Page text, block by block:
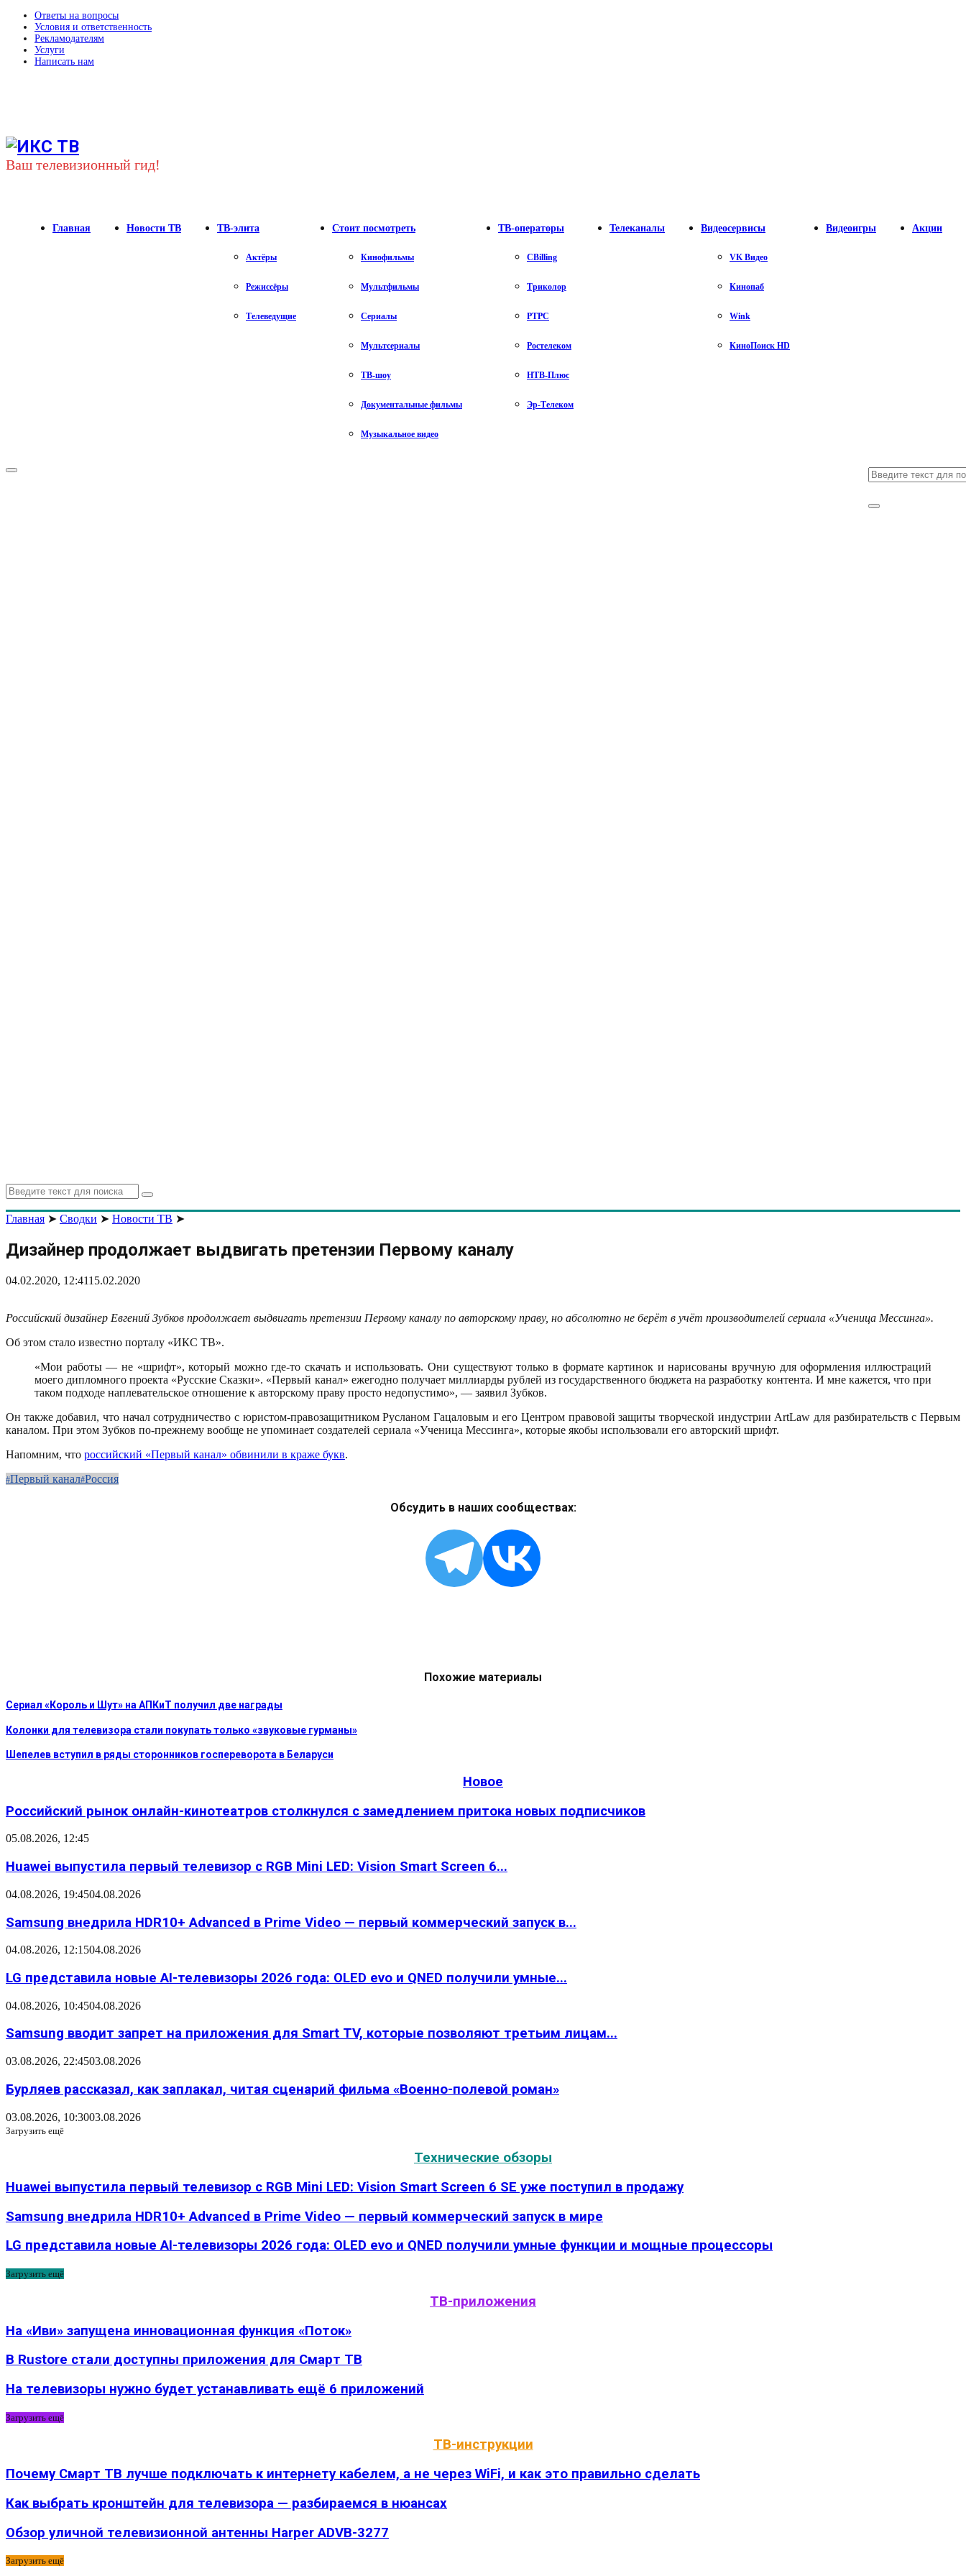
Ответы на вопросы
Условия и ответственность
Рекламодателям
Услуги
Написать нам
Ваш телевизионный гид!
Главная Новости ТВ ТВ-элита
Актёры
Режиссёры
Телеведущие
Стоит посмотреть
Кинофильмы
Мультфильмы
Сериалы
Мультсериалы
ТВ-шоу
Документальные фильмы
Музыкальное видео
ТВ-операторы
CBilling
Триколор
РТРС
Ростелеком
НТВ-Плюс
Эр-Телеком
Телеканалы Видеосервисы
VK Видео
Кинопаб
Wink
КиноПоиск HD
Видеоигры Акции
Search
for:
Search
Primary
Search
for:
Search
Главная ➤ Сводки ➤ Новости ТВ ➤
Дизайнер продолжает выдвигать претензии Первому каналу
04.02.2020, 12:4115.02.2020
Российский дизайнер Евгений Зубков продолжает выдвигать претензии Первому каналу по авторскому праву, но абсолютно не берёт в учёт производителей сериала «Ученица Мессинга».
Об этом стало известно порталу «ИКС ТВ».
«Мои работы — не «шрифт», который можно где-то скачать и использовать. Они существуют только в формате картинок и нарисованы вручную для оформления иллюстраций
моего дипломного проекта «Русские Сказки». «Первый канал» ежегодно получает миллиарды рублей из государственного бюджета на разработку контента. И мне кажется, что при
таком подходе наплевательское отношение к авторскому праву просто недопустимо», — заявил Зубков.
Он также добавил, что начал сотрудничество с юристом-правозащитником Русланом Гацаловым и его Центром правовой защиты творческой индустрии ArtLaw для разбирательств с Первым
каналом. При этом Зубков по-прежнему вообще не упоминает создателей сериала «Ученица Мессинга», которые якобы использовали его авторский шрифт.
Напомним, что российский «Первый канал» обвинили в краже букв.
Первый канал Россия
Обсудить в наших сообществах:
Похожие материалы
Сериал «Король и Шут» на АПКиТ получил две награды
Колонки для телевизора стали покупать только «звуковые гурманы»
Шепелев вступил в ряды сторонников госпереворота в Беларуси
Новое
Российский рынок онлайн-кинотеатров столкнулся с замедлением притока новых подписчиков
05.08.2026, 12:45
Huawei выпустила первый телевизор с RGB Mini LED: Vision Smart Screen 6...
04.08.2026, 19:4504.08.2026
Samsung внедрила HDR10+ Advanced в Prime Video — первый коммерческий запуск в...
04.08.2026, 12:1504.08.2026
LG представила новые AI-телевизоры 2026 года: OLED evo и QNED получили умные...
04.08.2026, 10:4504.08.2026
Samsung вводит запрет на приложения для Smart TV, которые позволяют третьим лицам...
03.08.2026, 22:4503.08.2026
Бурляев рассказал, как заплакал, читая сценарий фильма «Военно-полевой роман»
03.08.2026, 10:3003.08.2026
Загрузить ещё
Технические обзоры
Huawei выпустила первый телевизор с RGB Mini LED: Vision Smart Screen 6 SE уже поступил в продажу
Samsung внедрила HDR10+ Advanced в Prime Video — первый коммерческий запуск в мире
LG представила новые AI-телевизоры 2026 года: OLED evo и QNED получили умные функции и мощные процессоры
Загрузить ещё
ТВ-приложения
На «Иви» запущена инновационная функция «Поток»
В Rustore стали доступны приложения для Смарт ТВ
На телевизоры нужно будет устанавливать ещё 6 приложений
Загрузить ещё
ТВ-инструкции
Почему Смарт ТВ лучше подключать к интернету кабелем, а не через WiFi, и как это правильно сделать
Как выбрать кронштейн для телевизора — разбираемся в нюансах
Обзор уличной телевизионной антенны Harper ADVB-3277
Загрузить ещё